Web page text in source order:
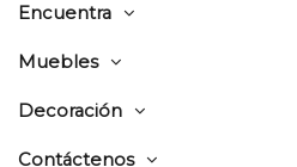
Encuentra
Muebles
Decoración
Contáctenos